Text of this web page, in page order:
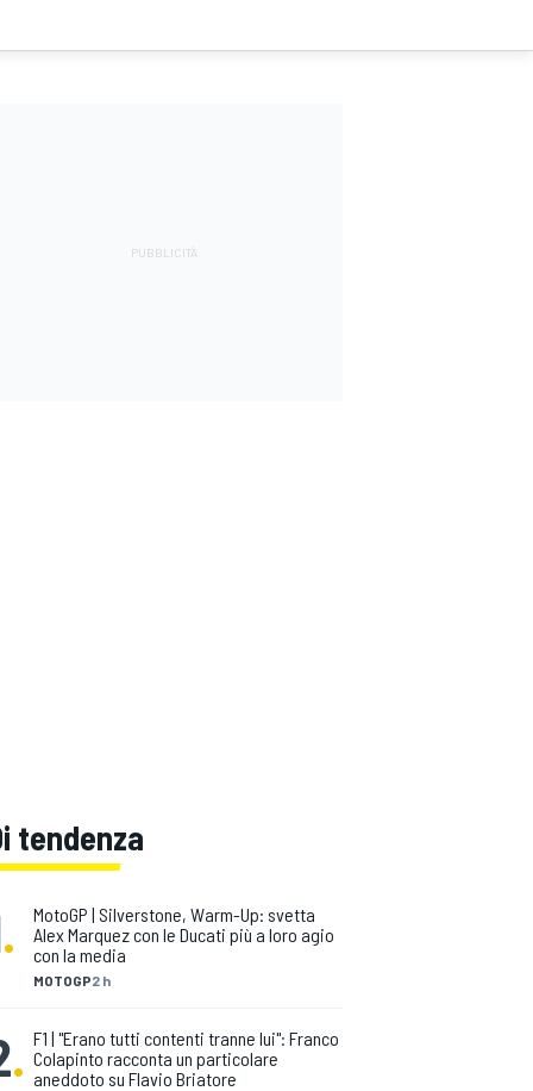
tendenza
.
MOTOGP2 h
MotoGP | Silverstone, Warm-Up: svetta
Alex Marquez con le Ducati più a loro agio
con la media
. F1 | "Erano tutti contenti tranne lui": Franco
Colapinto racconta un particolare
aneddoto su Flavio Briatore